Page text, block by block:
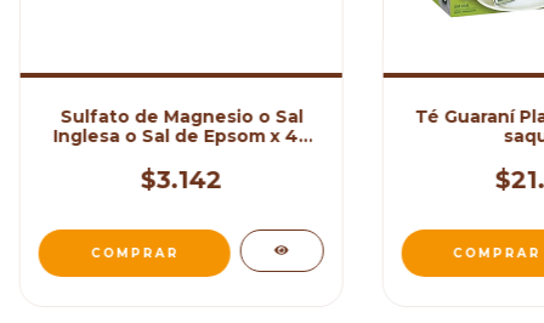
Sulfato de Magnesio o Sal
Inglesa o Sal de Epsom x 40
$3.142
Té Guaraní